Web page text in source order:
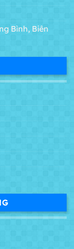
Bình, Biên